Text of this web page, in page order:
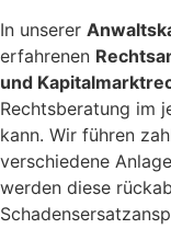
In unserer
erfahrenen
und
Rechtsberatung im
kann. Wir führen
verschiedene
werden diese